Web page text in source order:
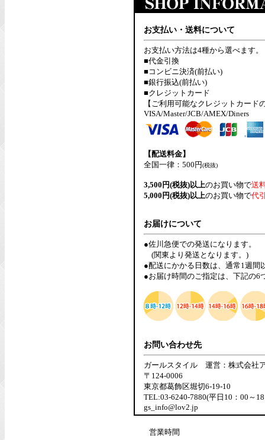
お支払い・送料について
お支払い方法は4種から選べます。
■代金引換
■コンビニ決済(前払い)
■銀行振込(前払い)
■クレジットカード
【ご利用可能なクレジットカード
VISA/Master/JCB/AMEX/Diners
【配送料金】
全国一律：500円(税抜)
3,500円(税抜)以上のお買い物で送
5,000円(税抜)以上のお買い物で代
お届けについて
●佐川急便での発送になります。
(関東より発送となります。)
●配送にかかる日数は、通常1週間
●お届け時間のご指定は、下記の6
お問い合わせ先
ガールスタイル 運営：株式会社
〒124-0006
東京都葛飾区堀切6-19-10
TEL:03-6240-7880(平日10：00～
gs_info@lov2.jp
営業時間